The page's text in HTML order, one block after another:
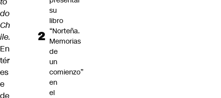
do
Ch
ile.
En
tér
es
e
de
su
libro
“Norteña.
Memorias
de
un
comienzo”
en
el